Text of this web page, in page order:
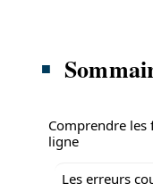
Comprendre les
ligne
Les erreurs